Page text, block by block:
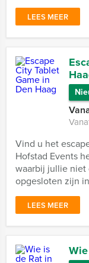
LEES MEER
Vind u het
Hofstad Events
waarbij jullie niet
opgesloten zijn
LEES MEER